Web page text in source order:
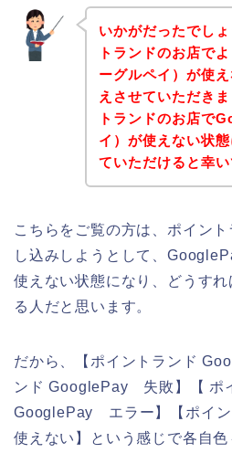
いかがだったでし
トランドのお店で
ーグルペイ）が使
えさせていただき
トランドのお店で
イ）が使えない状
ていただけると幸い
こちらをご覧の方は、ポイン
し込みしようとして、
使えない状態になり、どうす
る人だと思います。
だから、【ポイントランド
ンド GooglePay 失敗】【 ポ
GooglePay エラー】【ポイ
使えない】という感じで各自